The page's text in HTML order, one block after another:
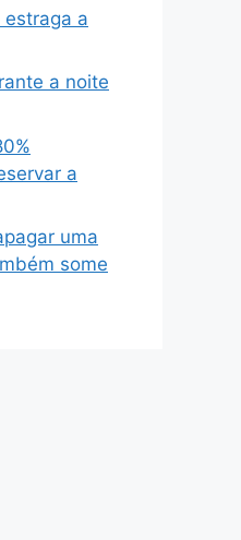
estraga a
a noite
a
uma
some